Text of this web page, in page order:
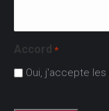
Accord *
Oui, j'accepte les